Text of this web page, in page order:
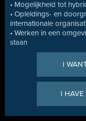
• Mogelijkheid tot
• Opleidings- en
internationale
• Werken in een
staan
I
I